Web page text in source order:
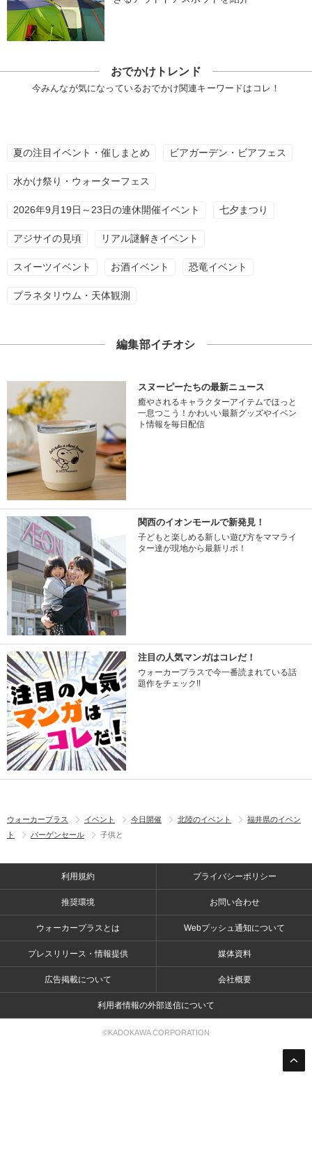
おでかけトレンド
今みんなが気になっているおでかけ関連キーワードはコレ！
夏の注目イベント・催しまとめ ビアガーデン・ビアフェス
水かけ祭り・ウォーターフェス
2026年9月19日～23日の連休開催イベント 七夕まつり
アジサイの見頃 リアル謎解きイベント
スイーツイベント お酒イベント 恐竜イベント
プラネタリウム・天体観測
編集部イチオシ
スヌーピーたちの最新ニュース
癒やされるキャラクターアイテムでほっと
一息つこう！かわいい最新グッズやイベン
ト情報を毎日配信
関西のイオンモールで新発見！
子どもと楽しめる新しい遊び方をママライ
ター達が現地から最新リポ！
注目の人気マンガはコレだ！
ウォーカープラスで今一番読まれている話
題作をチェック!!
ウォーカープラス イベント 今日開催 北陸のイベント
福井県のイベン
ト
バーゲンセール 子供と
利用規約 プライバシーポリシー
推奨環境 お問い合わせ
ウォーカープラスとは Webプッシュ通知について
プレスリリース・情報提供 媒体資料
広告掲載について 会社概要
利用者情報の外部送信について
©KADOKAWA CORPORATION